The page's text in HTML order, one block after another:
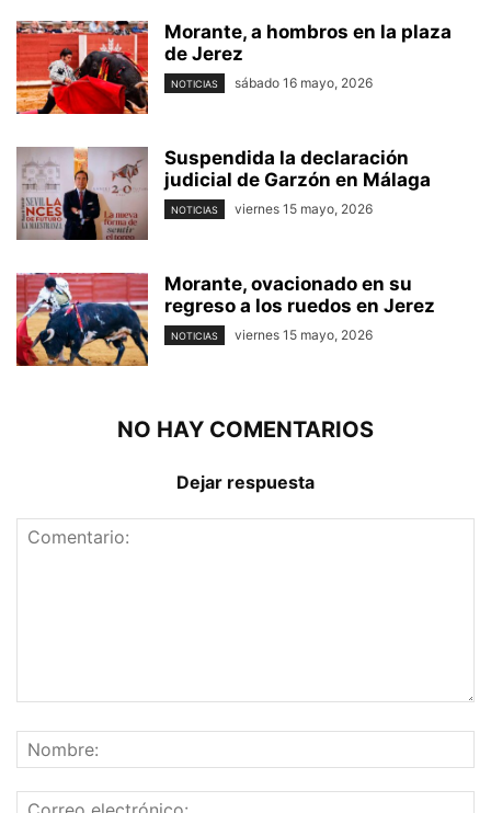
Morante, a hombros en la plaza
de Jerez
NOTICIAS sábado 16 mayo, 2026
Suspendida la declaración
judicial de Garzón en Málaga
NOTICIAS viernes 15 mayo, 2026
Morante, ovacionado en su
regreso a los ruedos en Jerez
NOTICIAS viernes 15 mayo, 2026
NO HAY COMENTARIOS
Dejar respuesta